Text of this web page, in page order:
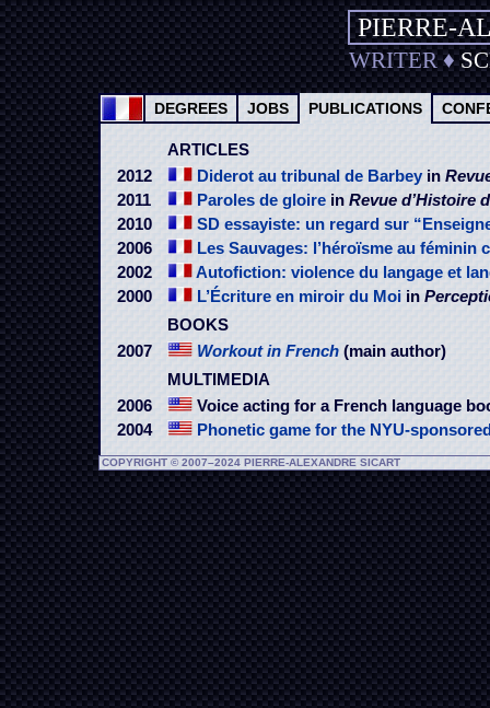
PIERRE-
WRITER♦
DEGREES JOBS PUBLICATIONS
ARTICLES
2012
Diderot au tribunal de Barbeyin
2011
Paroles de gloire in Revue d’Histoire
2010
SD essayiste: un regard sur
2006
Les Sauvages: l’héroïsme au féminin
2002
Autofiction: violence du langage et
2000
L’Écriture en miroir du Moi in
BOOKS
2007
Workout in French (main author)
MULTIMEDIA
2006
Voice acting for a French language
2004
Phonetic game for the NYU-
COPYRIGHT © 2007–2024 PIERRE-ALEXANDRE SICART